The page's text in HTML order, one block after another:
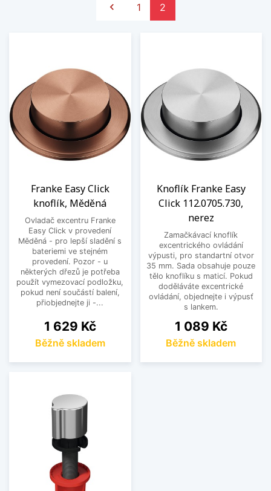
Předchozí
 1 2
Franke Easy Click
knoflík, Měděná
Ovladač excentru Franke
Easy Click v provedení
Měděná - pro lepší sladění s
bateriemi ve stejném
provedení. Pozor - u
některých dřezů je potřeba
použít vymezovací podložku,
pokud není součástí balení,
přiobjednejte ji -...
Cena
1 629 Kč
Běžně skladem
Knoflík Franke Easy
Click 112.0705.730,
nerez
Zamačkávací knoflík
excentrického ovládání
výpusti, pro standartní otvor
35 mm. Sada obsahuje pouze
tělo knoflíku s maticí. Pokud
doděláváte excentrické
ovládání, objednejte i výpusť
s lankem.
Cena
1 089 Kč
Běžně skladem